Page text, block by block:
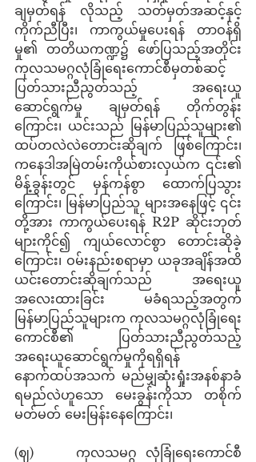
ချမှတ်ရန် လိုသည့် သတ်မှတ်အဆင့်နှင့်
ကိုက်ညီပြီး၊ ကာကွယ်မှုပေးရန် တာဝန်ရှိ
မှု၏ တတိယကဏ္ဍ၌ ဖော်ပြသည့်အတိုင်း
ကုလသမဂ္ဂလုံခြုံရေးကောင်စီမှတစ်ဆင့်
ပြတ်သားညီညွတ်သည့် အရေးယူ
ဆောင်ရွက်မှု ချမှတ်ရန် တိုက်တွန်း
ကြောင်း၊ ယင်းသည် မြန်မာပြည်သူများ၏
ထပ်တလဲလဲတောင်းဆိုချက် ဖြစ်ကြောင်း၊
ကနေဒါအမြဲတမ်းကိုယ်စားလှယ်က ၎င်း၏
မိန့်ခွန်းတွင် မှန်ကန်စွာ ထောက်ပြသွား
ကြောင်း၊ မြန်မာပြည်သူ များအနေဖြင့် ၎င်း
တို့အား ကာကွယ်ပေးရန် R2P ဆိုင်းဘုတ်
များကိုင်၍ ကျယ်လောင်စွာ တောင်းဆိုခဲ့
ကြောင်း၊ ဝမ်းနည်းစရာမှာ ယခုအချိန်အထိ
ယင်းတောင်းဆိုချက်သည် အရေးယူ
အလေးထားခြင်း မခံရသည့်အတွက်
မြန်မာပြည်သူများက ကုလသမဂ္ဂလုံခြုံရေး
ကောင်စီ၏ ပြတ်သားညီညွတ်သည့်
အရေးယူဆောင်ရွက်မှုကိုရရှိရန်
နောက်ထပ်အသက် မည်မျှဆုံးရှုံးအနစ်နာခံ
ရမည်လဲဟူသော မေးခွန်းကိုသာ တစိုက်
မတ်မတ် မေးမြန်းနေကြောင်း၊
(ဈ)     ကုလသမဂ္ဂ လုံခြုံရေးကောင်စီ